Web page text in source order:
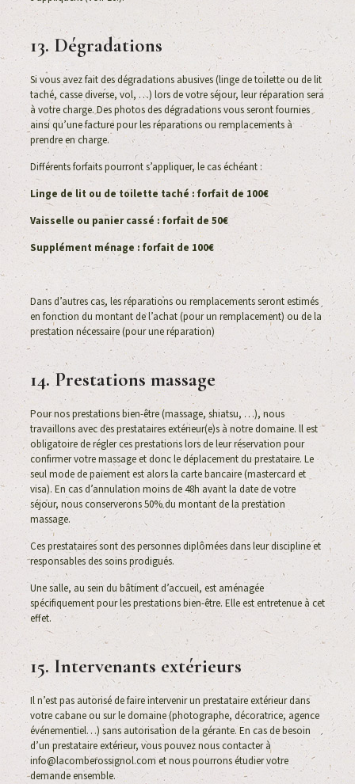
13. Dégradations
Si vous avez fait des dégradations abusives (linge de toilette ou de lit
taché, casse diverse, vol, …) lors de votre séjour, leur réparation sera
à votre charge. Des photos des dégradations vous seront fournies
ainsi qu’une facture pour les réparations ou remplacements à
prendre en charge.
Différents forfaits pourront s’appliquer, le cas échéant :
Linge de lit ou de toilette taché : forfait de 100€
Vaisselle ou panier cassé : forfait de 50€
Supplément ménage : forfait de 100€
Dans d’autres cas, les réparations ou remplacements seront estimés
en fonction du montant de l’achat (pour un remplacement) ou de la
prestation nécessaire (pour une réparation)
14. Prestations massage
Pour nos prestations bien-être (massage, shiatsu, …), nous
travaillons avec des prestataires extérieur(e)s à notre domaine. ll est
obligatoire de régler ces prestations lors de leur réservation pour
confirmer votre massage et donc le déplacement du prestataire. Le
seul mode de paiement est alors la carte bancaire (mastercard et
visa). En cas d’annulation moins de 48h avant la date de votre
séjour, nous conserverons 50% du montant de la prestation
massage.
Ces prestataires sont des personnes diplômées dans leur discipline et
responsables des soins prodigués.
Une salle, au sein du bâtiment d’accueil, est aménagée
spécifiquement pour les prestations bien-être. Elle est entretenue à cet
effet.
15. Intervenants extérieurs
Il n’est pas autorisé de faire intervenir un prestataire extérieur dans
votre cabane ou sur le domaine (photographe, décoratrice, agence
événementiel…) sans autorisation de la gérante. En cas de besoin
d’un prestataire extérieur, vous pouvez nous contacter à
info@lacomberossignol.com et nous pourrons étudier votre
demande ensemble.